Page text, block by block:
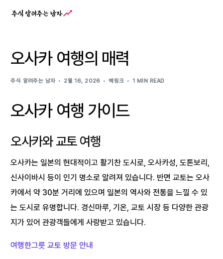
오사카 여행의 매력
주식 알려주는 남자 2월 16, 2026 백링크 1 MIN READ
오사카 여행 가이드
오사카와 교토 여행
오사카는 일본의 현대적이고 활기찬 도시로, 오사카성, 도톤보리,
신사이바시 등이 인기 명소로 알려져 있습니다. 반면 교토는 오사
카에서 약 30분 거리에 있으며 일본의 역사와 전통을 느낄 수 있
는 도시로 유명합니다. 경신마루, 기온, 교토 시장 등 다양한 관광
지가 있어 관광객들에게 사랑받고 있습니다.
여행한그릇 교토 방문 안내